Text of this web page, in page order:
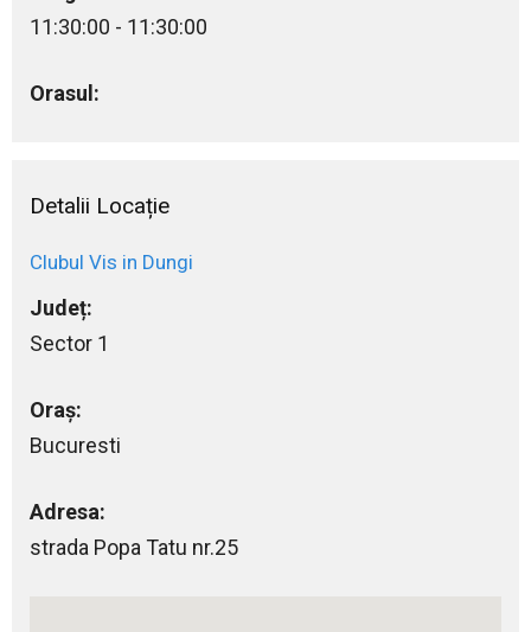
11:30:00 - 11:30:00
Orasul:
Detalii Locație
Clubul Vis in Dungi
Județ:
Sector 1
Oraș:
Bucuresti
Adresa:
strada Popa Tatu nr.25